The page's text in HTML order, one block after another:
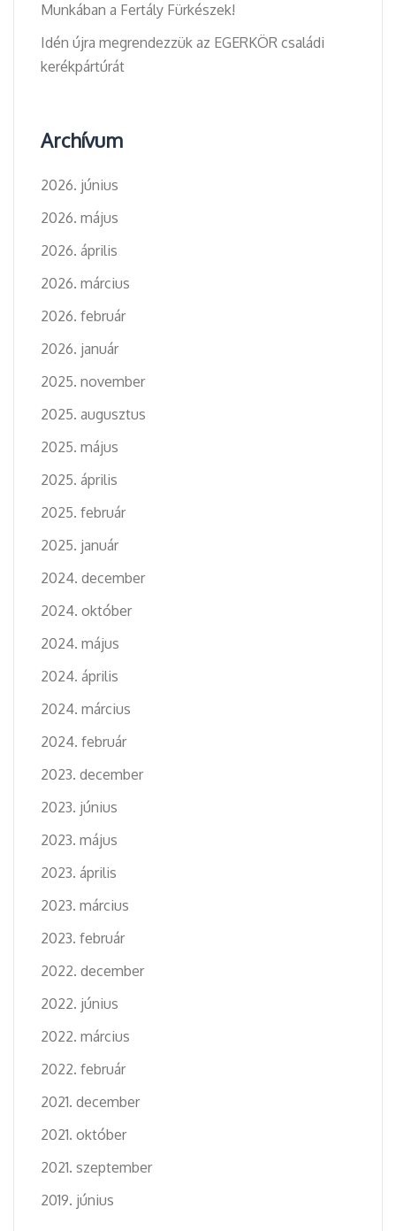
Munkában a Fertály Fürkészek!
Idén újra megrendezzük az EGERKÖR családi
kerékpártúrát
Archívum
2026. június
2026. május
2026. április
2026. március
2026. február
2026. január
2025. november
2025. augusztus
2025. május
2025. április
2025. február
2025. január
2024. december
2024. október
2024. május
2024. április
2024. március
2024. február
2023. december
2023. június
2023. május
2023. április
2023. március
2023. február
2022. december
2022. június
2022. március
2022. február
2021. december
2021. október
2021. szeptember
2019. június